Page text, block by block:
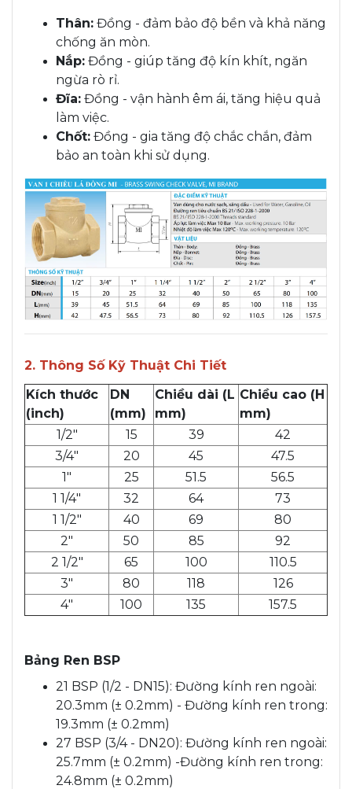
Thân: Đồng - đảm bảo độ bền và khả năng
chống ăn mòn.
Nắp: Đồng - giúp tăng độ kín khít, ngăn
ngừa rò rỉ.
Đĩa: Đồng - vận hành êm ái, tăng hiệu quả
làm việc.
Chốt: Đồng - gia tăng độ chắc chắn, đảm
bảo an toàn khi sử dụng.
2. Thông Số Kỹ Thuật Chi Tiết
Kích thước
(inch)
DN
(mm)
Chiều dài (L
mm)
Chiều cao (H
mm)
1/2"
15 39
42
3/4"
20 45
47.5
1"
25 51.5
56.5
1 1/4"
32 64
73
1 1/2"
40 69
80
2"
50 85
92
2 1/2"
65 100
110.5
3"
80 118
126
4"
100 135 157.5
Bảng Ren BSP
21 BSP (1/2 - DN15): Đường kính ren ngoài:
20.3mm (± 0.2mm) - Đường kính ren trong:
19.3mm (± 0.2mm)
27 BSP (3/4 - DN20): Đường kính ren ngoài:
25.7mm (± 0.2mm) -Đường kính ren trong:
24.8mm (± 0.2mm)